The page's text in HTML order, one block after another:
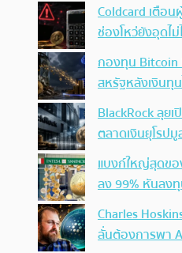
Coldcard เตือ
ช่องโหว่ยังอุดไม่
กองทุน Bitcoin
สหรัฐหลังเงินทุ
BlackRock ลุย
ตลาดเงินยุโรป
แบงก์ใหญ่สุดขอ
ลง 99% หันลง
Charles
ลั่นต้องการพา